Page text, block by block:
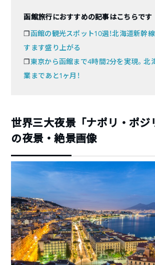
函館旅行におすすめの記事はこちらです
❐函館の観光スポット10選！北海道新幹
すます盛り上がる
❐東京から函館まで4時間2分を実現。北
業まであと1ヶ月！
世界三大夜景「ナポリ・ポジ
の夜景・絶景画像